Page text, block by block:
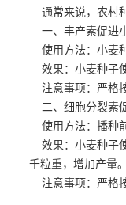
通常来说，农村
一、丰产素促进
使用方法：小麦
效果：小麦种子
注意事项：严格
二、细胞分裂素
使用方法：播种
效果：小麦种子
千粒重，增加产量
注意事项：严格